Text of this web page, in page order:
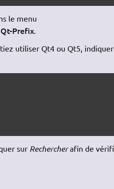
le menu
Qt-Prefix.
utiliser Qt4 ou Qt5, indiquer
sur Rechercherafin de